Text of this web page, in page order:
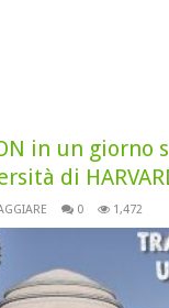
in un giorno
di
0 1,472